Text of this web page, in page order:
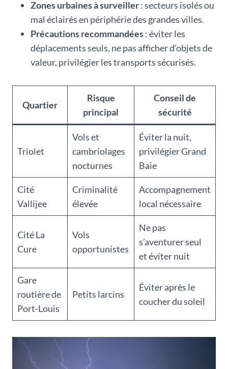
Zones urbaines à surveiller: secteurs isolés ou
mal éclairés en périphérie des grandes villes.
Précautions recommandées: éviter les
déplacements seuls, ne pas afficher d’objets de
valeur, privilégier les transports sécurisés.
Quartier
Risque
principal
Conseil de
sécurité
Triolet
Vols et
cambriolages
nocturnes
Éviter la nuit,
privilégier Grand
Baie
Cité
Vallijee
Criminalité
élevée
Accompagnement
local nécessaire
Cité La
Cure
Vols
opportunistes
Ne pas
s’aventurer seul
et éviter nuit
Gare
routière de
Port-Louis
Petits larcins
Éviter après le
coucher du soleil